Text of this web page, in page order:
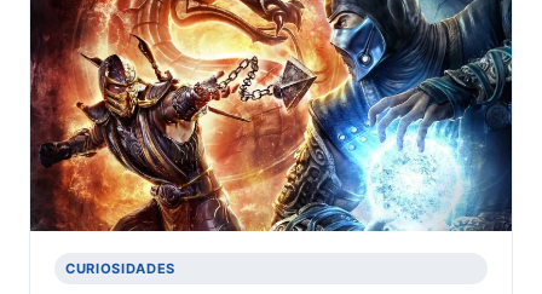
CURIOSIDADES